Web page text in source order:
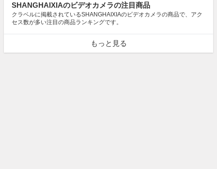
SHANGHAIXIAのビデオカメラの注目商品
クラベルに掲載されているSHANGHAIXIAのビデオカメラの商品で、アク
セス数が多い注目の商品ランキングです。
もっと見る